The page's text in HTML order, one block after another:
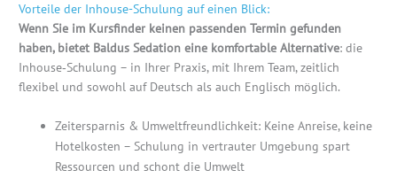
Vorteile der Inhouse-Schulung auf einen Blick:
Wenn Sie im Kursfinder keinen passenden Termin gefunden
haben, bietet Baldus Sedation eine komfortable Alternative: die
Inhouse‑Schulung – in Ihrer Praxis, mit Ihrem Team, zeitlich
flexibel und sowohl auf Deutsch als auch Englisch möglich.
Zeitersparnis & Umweltfreundlichkeit: Keine Anreise, keine
Hotelkosten – Schulung in vertrauter Umgebung spart
Ressourcen und schont die Umwelt